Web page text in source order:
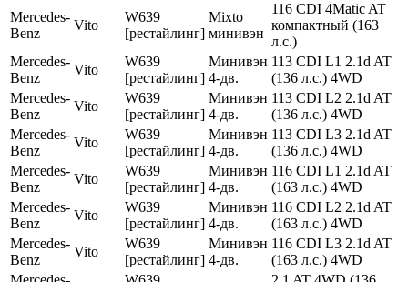
Mercedes-
Benz
Vito
W639
[рестайлинг]
Mixto
минивэн
116 CDI 4Matic AT
компактный (163
л.с.)
Mercedes-
Benz
Vito
W639
[рестайлинг]
Минивэн
4-дв.
113 CDI L1 2.1d AT
(136 л.с.) 4WD
Mercedes-
Benz
Vito
W639
[рестайлинг]
Минивэн
4-дв.
113 CDI L2 2.1d AT
(136 л.с.) 4WD
Mercedes-
Benz
Vito
W639
[рестайлинг]
Минивэн
4-дв.
113 CDI L3 2.1d AT
(136 л.с.) 4WD
Mercedes-
Benz
Vito
W639
[рестайлинг]
Минивэн
4-дв.
116 CDI L1 2.1d AT
(163 л.с.) 4WD
Mercedes-
Benz
Vito
W639
[рестайлинг]
Минивэн
4-дв.
116 CDI L2 2.1d AT
(163 л.с.) 4WD
Mercedes-
Benz
Vito
W639
[рестайлинг]
Минивэн
4-дв.
116 CDI L3 2.1d AT
(163 л.с.) 4WD